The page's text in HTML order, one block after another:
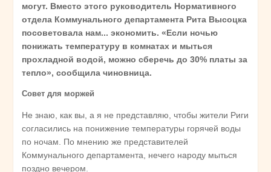
могут. Вместо этого руководитель Нормативного
отдела Коммунального департамента Рита Высоцка
посоветовала нам... экономить. «Если ночью
понижать температуру в комнатах и мыться
прохладной водой, можно сберечь до 30% платы за
тепло», сообщила чиновница.
Совет для моржей
Не знаю, как вы, а я не представляю, чтобы жители Риги
согласились на понижение температуры горячей воды
по ночам. По мнению же представителей
Коммунального департамента, нечего народу мыться
поздно вечером.